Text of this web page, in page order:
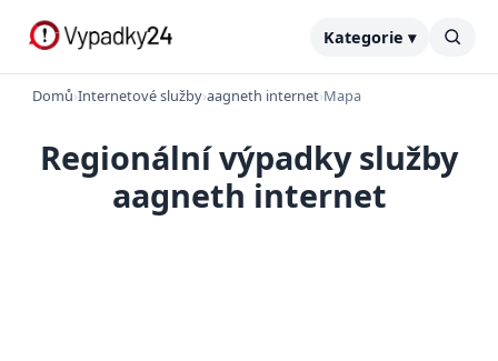
Kategorie ▾
Domů›Internetové služby›aagneth internet›Mapa
Regionální výpadky služby
aagneth internet